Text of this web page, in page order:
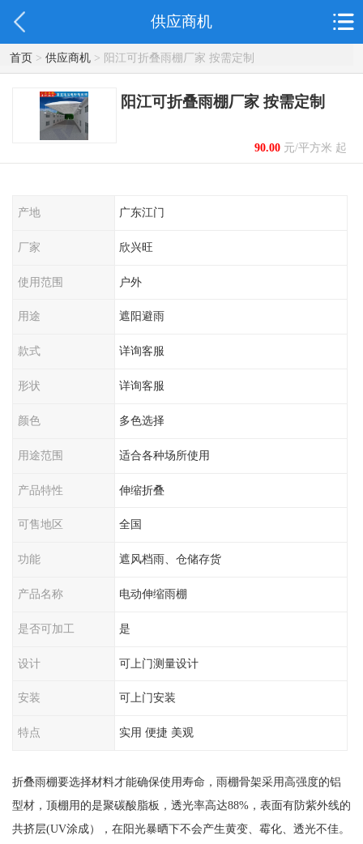
供应商机
首页> 供应商机> 阳江可折叠雨棚厂家 按需定制
阳江可折叠雨棚厂家 按需定制
90.00元/平方米 起
产地 广东江门
厂家 欣兴旺
使用范围 户外
用途 遮阳避雨
款式 详询客服
形状 详询客服
颜色 多色选择
用途范围 适合各种场所使用
产品特性 伸缩折叠
可售地区 全国
功能 遮风档雨、仓储存货
产品名称 电动伸缩雨棚
是否可加工 是
设计 可上门测量设计
安装 可上门安装
特点 实用 便捷 美观
折叠雨棚要选择材料才能确保使用寿命，雨棚骨架采用高强度的铝
型材，顶棚用的是聚碳酸脂板，透光率高达88%，表面有防紫外线的
共挤层(UV涂成），在阳光暴晒下不会产生黄变、霉化、透光不佳。